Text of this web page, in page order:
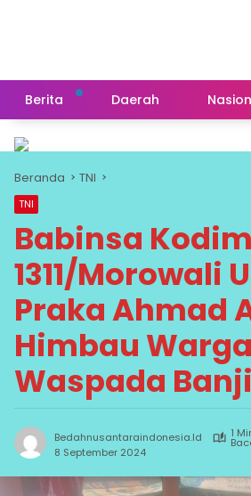
Berita Daerah
Beranda TNI
TNI
Babinsa Kodim
1311/Morowali
Praka Ahmad
Himbau Warga
Waspada
Bedahnusantaraindonesia.id 1
8 September 2024